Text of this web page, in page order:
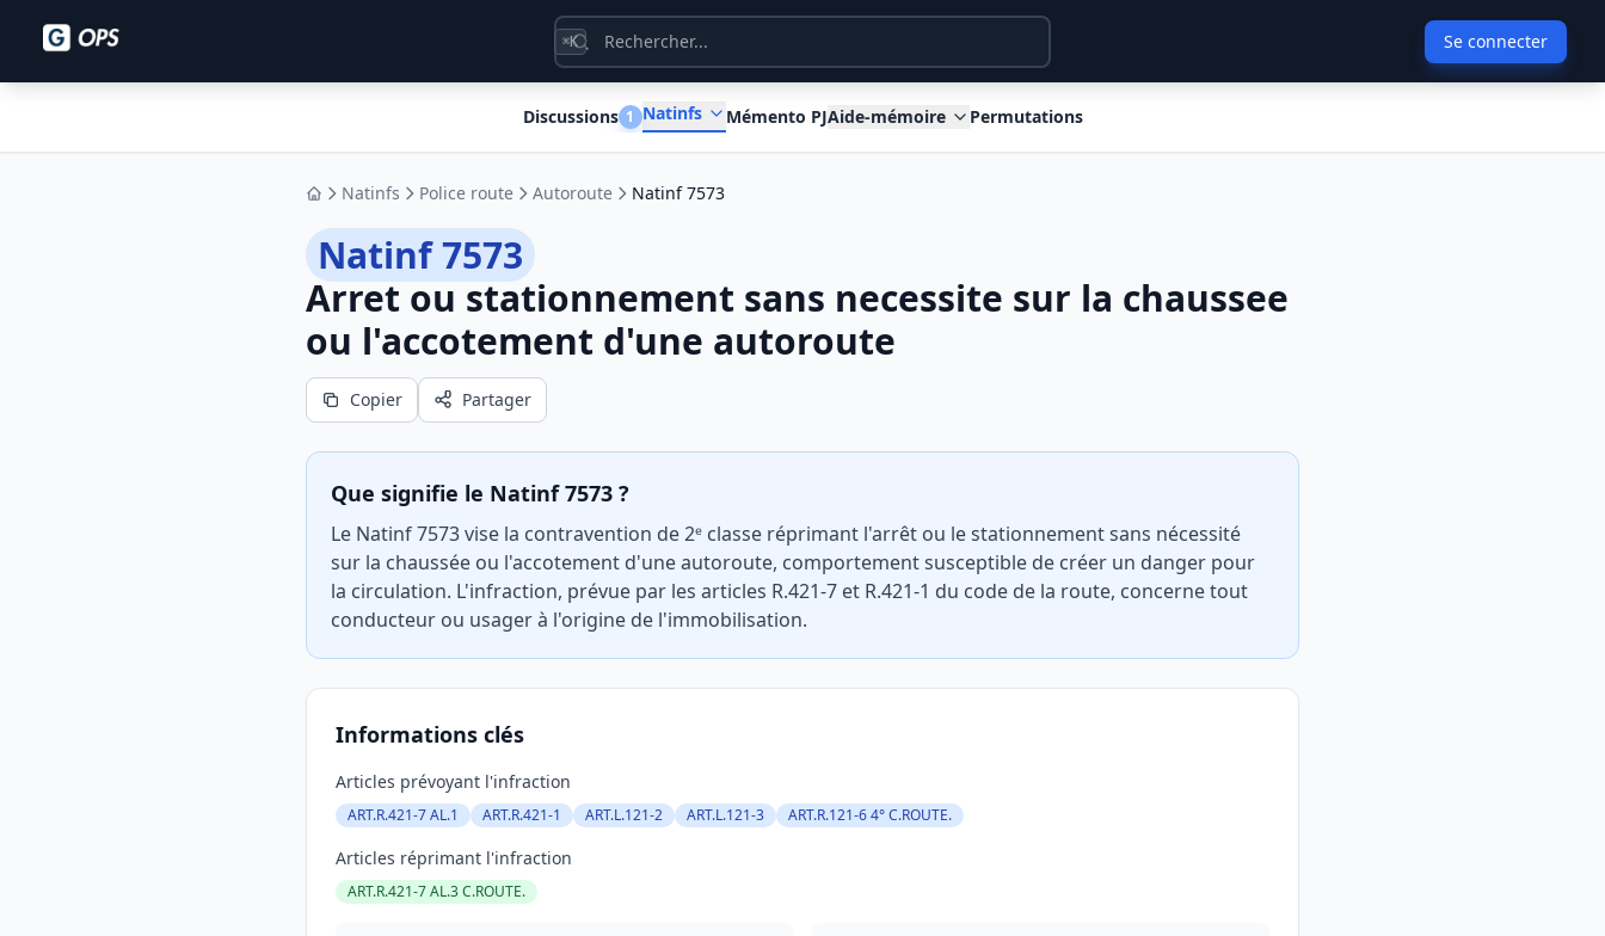
⌘K Se connecter
Discussions 1 Natinfs Mémento PJAide-mémoire Permutations
AccueilNatinfs Police route Autoroute Natinf 7573
Natinf 7573
Arret ou stationnement sans necessite sur la chaussee
ou l'accotement d'une autoroute
Copier Partager
Que signifie le Natinf 7573 ?
Le Natinf 7573 vise la contravention de 2ᵉ classe réprimant l'arrêt ou le stationnement sans nécessité
sur la chaussée ou l'accotement d'une autoroute, comportement susceptible de créer un danger pour
la circulation. L'infraction, prévue par les articles R.421-7 et R.421-1 du code de la route, concerne tout
conducteur ou usager à l'origine de l'immobilisation.
Informations clés
Articles prévoyant l'infraction
ART.R.421-7 AL.1 ART.R.421-1 ART.L.121-2 ART.L.121-3 ART.R.121-6 4° C.ROUTE.
Articles réprimant l'infraction
ART.R.421-7 AL.3 C.ROUTE.